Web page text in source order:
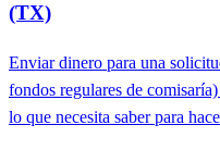
(TX)
Enviar dinero para una
fondos regulares de
lo que necesita saber para